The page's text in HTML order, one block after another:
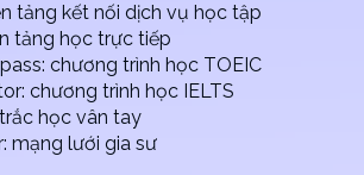
tảng kết nối dịch vụ học tập
tảng học trực tiếp
chương trình học TOEIC
chương trình học IELTS
học vân tay
mạng lưới gia sư